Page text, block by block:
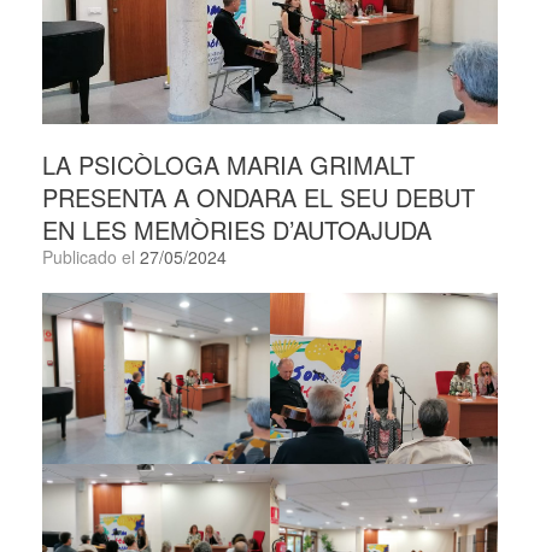
LA PSICÒLOGA MARIA GRIMALT
PRESENTA A ONDARA EL SEU DEBUT
EN LES MEMÒRIES D’AUTOAJUDA
Publicado el 27/05/2024